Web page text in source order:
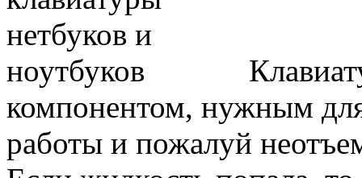
компонентом, нужным
работы и пожалуй